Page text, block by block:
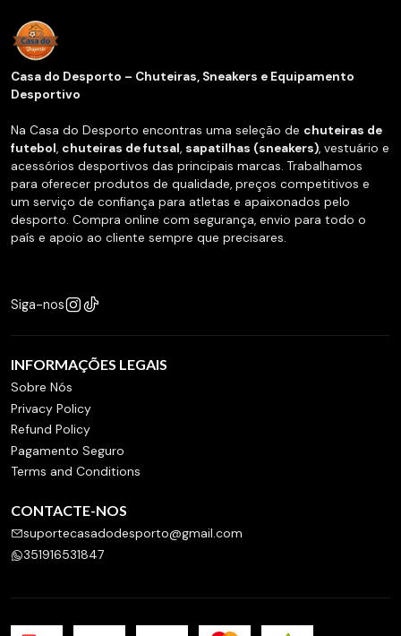
Casa do Desporto – Chuteiras, Sneakers e Equipamento
Desportivo
Na Casa do Desporto encontras uma seleção de chuteiras de
futebol, chuteiras de futsal, sapatilhas (sneakers), vestuário e
acessórios desportivos das principais marcas. Trabalhamos
para oferecer produtos de qualidade, preços competitivos e
um serviço de confiança para atletas e apaixonados pelo
desporto. Compra online com segurança, envio para todo o
país e apoio ao cliente sempre que precisares.
Siga-nos
INFORMAÇÕES LEGAIS
Sobre Nós
Privacy Policy
Refund Policy
Pagamento Seguro
Terms and Conditions
CONTACTE-NOS
suportecasadodesporto@gmail.com
351916531847